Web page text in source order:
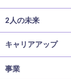
2人の未来
キャリアアップ
事業